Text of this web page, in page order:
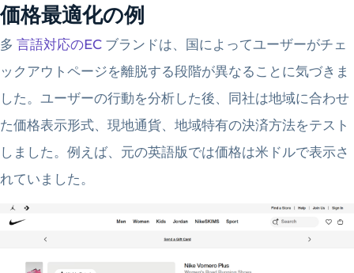
価格最適化の例
多 言語対応のEC ブランドは、国によってユーザーがチェ
ックアウトページを離脱する段階が異なることに気づきま
した。ユーザーの行動を分析した後、同社は地域に合わせ
た価格表示形式、現地通貨、地域特有の決済方法をテスト
しました。例えば、元の英語版では価格は米ドルで表示さ
れていました。